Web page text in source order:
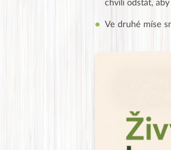
chvíli odstát,
Ve druhé míse